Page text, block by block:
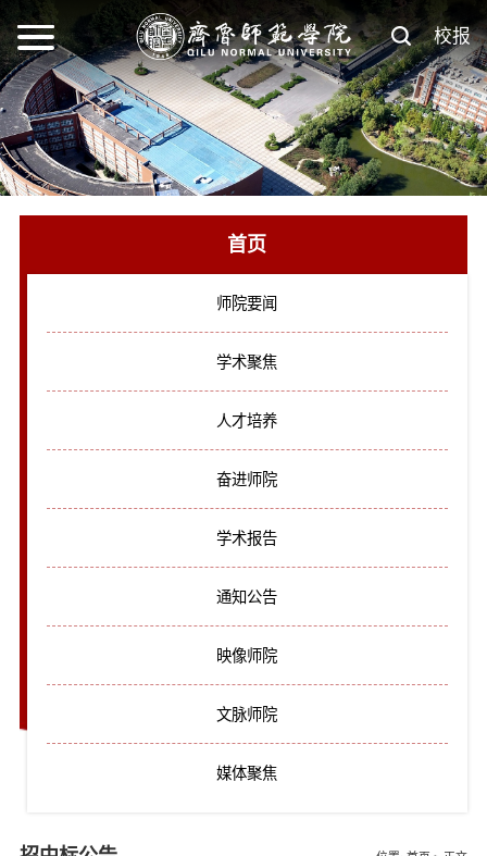
校报
首页
师院要闻
学术聚焦
人才培养
奋进师院
学术报告
通知公告
映像师院
文脉师院
媒体聚焦